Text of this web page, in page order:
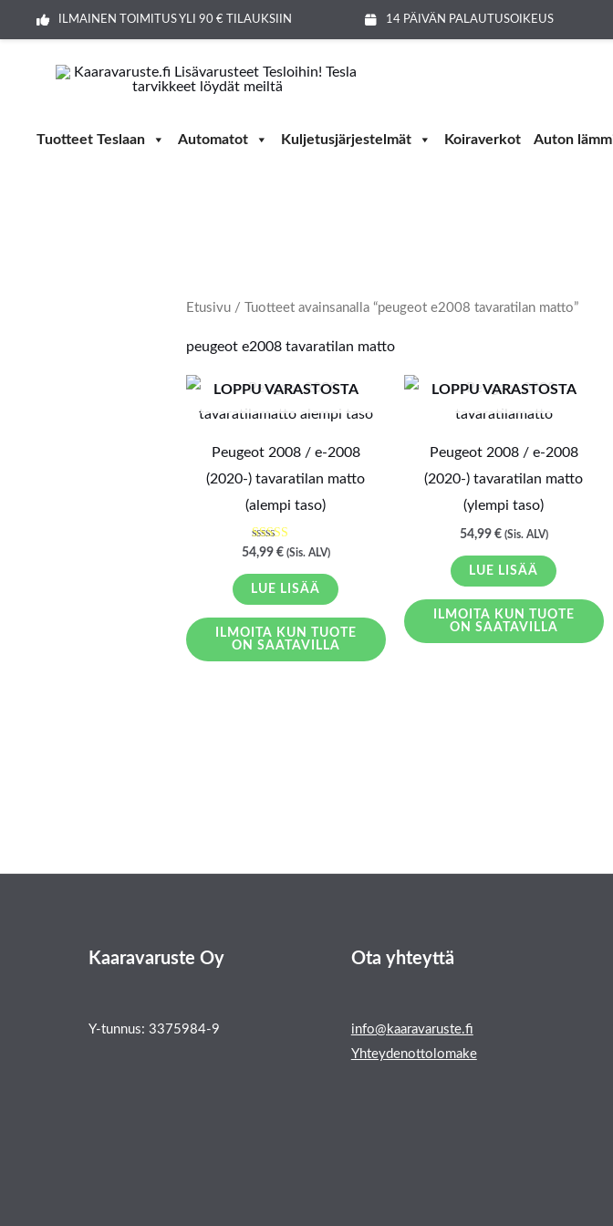
ILMAINEN TOIMITUS YLI 90 € TILAUKSIIN 14 PÄIVÄN PALAUTUSOIKEUS
sisältöön
Tuotteet Teslaan Automatot Kuljetusjärjestelmät Koiraverkot Auton
Etusivu/ Tuotteet avainsanalla “peugeot e2008 tavaratilan matto”
peugeot e2008 tavaratilan matto
LOPPU VARASTOSTA
Peugeot 2008 / e-2008
(2020-) tavaratilan matto
(alempi taso)
Arvostelu
tuotteesta:
5.00
/ 5
54,99 € (Sis. ALV)
LUE LISÄÄ
ILMOITA KUN TUOTE
ON SAATAVILLA
LOPPU VARASTOSTA
Peugeot 2008 / e-2008
(2020-) tavaratilan matto
(ylempi taso)
54,99 € (Sis. ALV)
LUE LISÄÄ
ILMOITA KUN TUOTE
ON SAATAVILLA
Kaaravaruste Oy
Y-tunnus: 3375984-9
Ota yhteyttä
info@kaaravaruste.fi
Yhteydenottolomake